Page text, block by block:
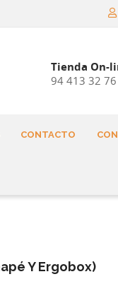
Tienda On-
94 413 32 76
CONTACTO
Y Ergobox)